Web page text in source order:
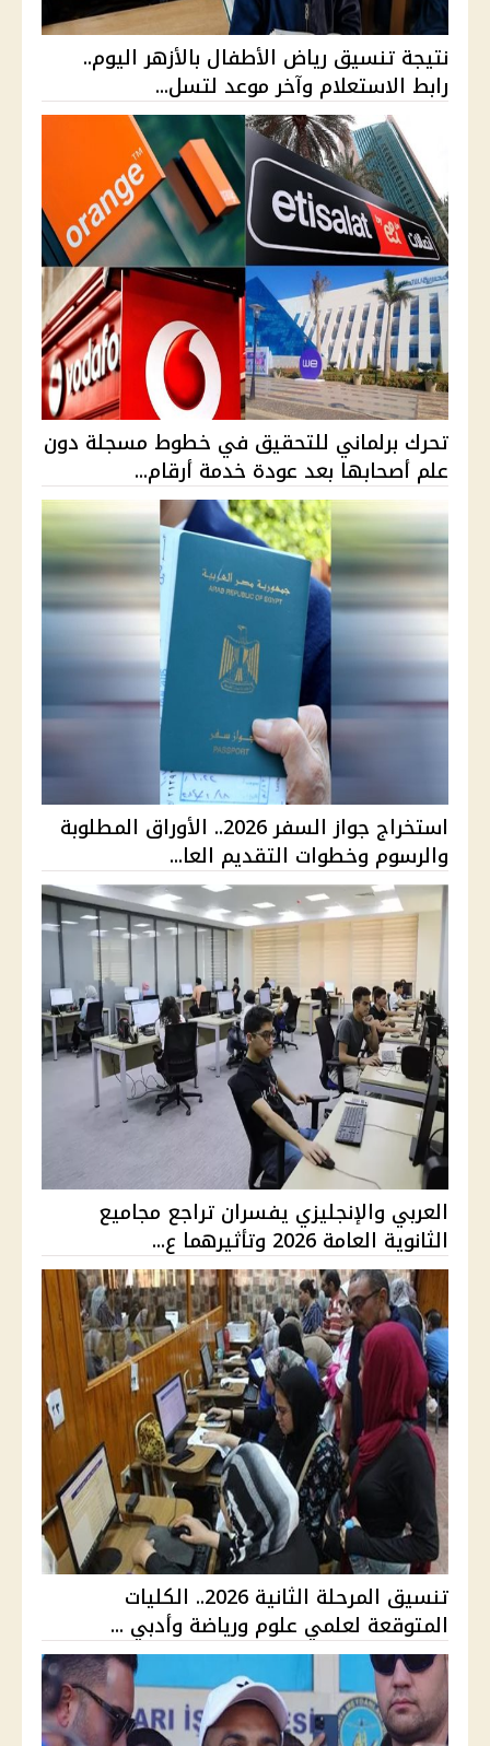
نتيجة تنسيق رياض الأطفال بالأزهر اليوم..
رابط الاستعلام وآخر موعد لتسل...
تحرك برلماني للتحقيق في خطوط مسجلة دون
علم أصحابها بعد عودة خدمة أرقام...
استخراج جواز السفر 2026.. الأوراق المطلوبة
والرسوم وخطوات التقديم العا...
العربي والإنجليزي يفسران تراجع مجاميع
الثانوية العامة 2026 وتأثيرهما ع...
تنسيق المرحلة الثانية 2026.. الكليات
المتوقعة لعلمي علوم ورياضة وأدبي ...